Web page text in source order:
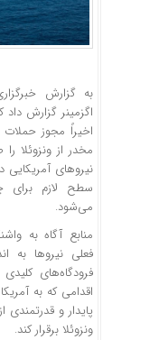
به گزارش
اگزمینر گزارش
اخیراً مجوز حملات
مخدر از ونزوئلا
نیروهای آمریکایی
سطح لازم برای
می‌شود.
منابع آگاه به
فعلی نیروها به
فرودگاه‌های
اقدامی که به
پایدار و
ونزوئلا برقرار کند.